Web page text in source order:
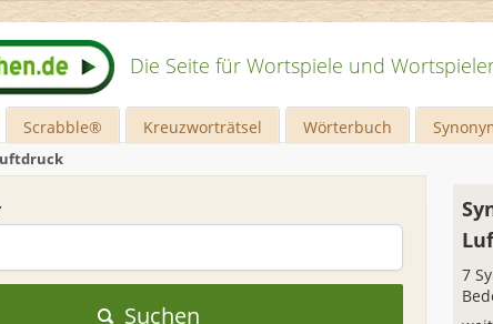
Die Seite für Wortspiele und
Scrabble® Kreuzworträtsel Wörterbuch
Suchen
7